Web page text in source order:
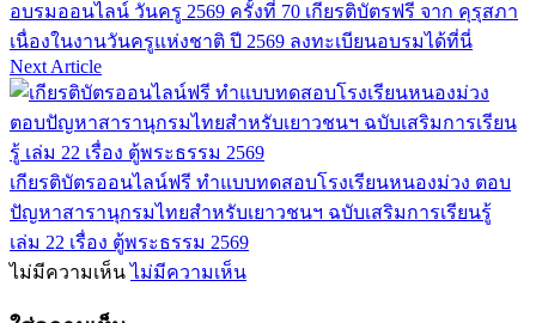
อบรมออนไลน์ วันครู 2569 ครั้งที่ 70 เกียรติบัตรฟรี จาก คุรุสภา
เนื่องในงานวันครูแห่งชาติ ปี 2569 ลงทะเบียนอบรมได้ที่นี่
Next Article
เกียรติบัตรออนไลน์ฟรี ทำแบบทดสอบโรงเรียนหนองม่วง ตอบ
ปัญหาสารานุกรมไทยสำหรับเยาวชนฯ ฉบับเสริมการเรียนรู้
เล่ม 22 เรื่อง ตู้พระธรรม 2569
ไม่มีความเห็น ไม่มีความเห็น